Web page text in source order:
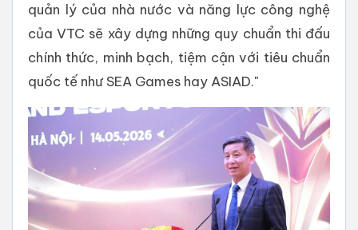
quản lý của nhà nước và năng lực công nghệ
của VTC sẽ xây dựng những quy chuẩn thi đấu
chính thức, minh bạch, tiệm cận với tiêu chuẩn
quốc tế như SEA Games hay ASIAD."